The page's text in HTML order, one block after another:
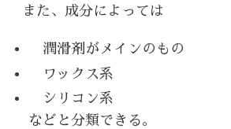
また、成分によっては
潤滑剤がメインのもの
ワックス系
シリコン系
などと分類できる。